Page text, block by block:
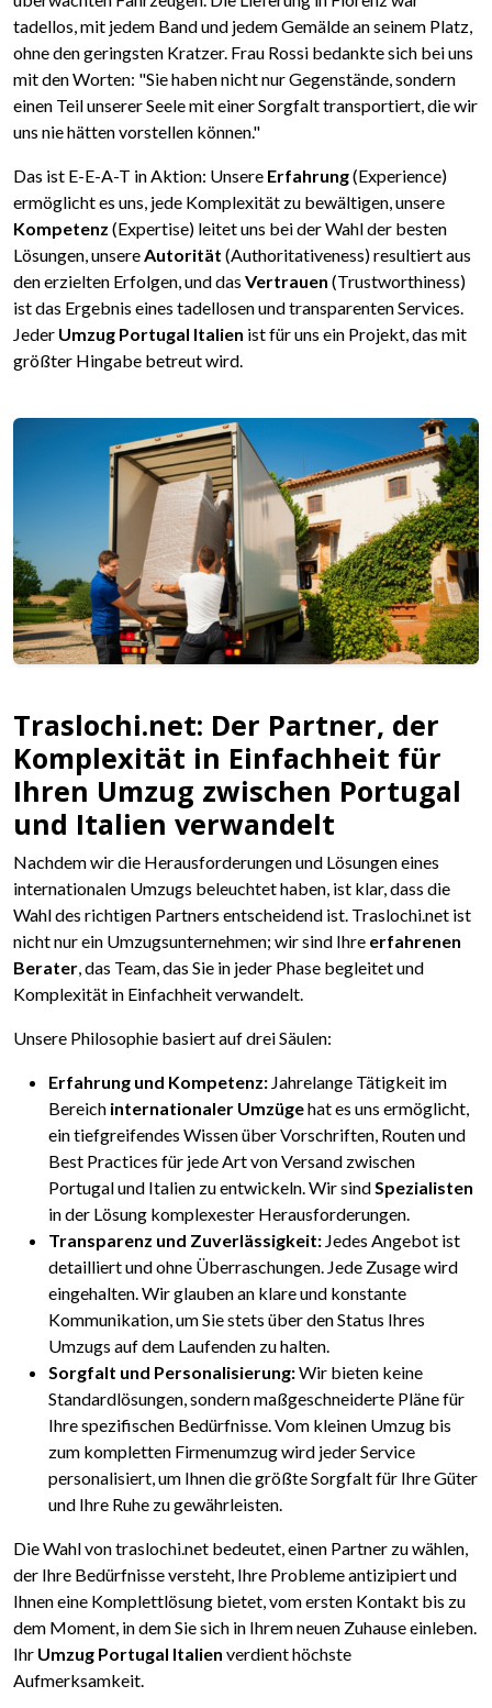
tadellos, mit jedem Band und jedem Gemälde an seinem Platz,
ohne den geringsten Kratzer. Frau Rossi bedankte sich bei uns
mit den Worten: "Sie haben nicht nur Gegenstände, sondern
einen Teil unserer Seele mit einer Sorgfalt transportiert, die wir
uns nie hätten vorstellen können."
Das ist E-E-A-T in Aktion: Unsere Erfahrung(Experience)
ermöglicht es uns, jede Komplexität zu bewältigen, unsere
Kompetenz (Expertise) leitet uns bei der Wahl der besten
Lösungen, unsereAutorität (Authoritativeness) resultiert aus
den erzielten Erfolgen, und das Vertrauen (Trustworthiness)
ist das Ergebnis eines tadellosen und transparenten Services.
Jeder Umzug Portugal Italien ist für uns ein Projekt, das mit
größter Hingabe betreut wird.
Traslochi.net: Der Partner, der
Komplexität in Einfachheit für
Ihren Umzug zwischen Portugal
und Italien verwandelt
Nachdem wir die Herausforderungen und Lösungen eines
internationalen Umzugs beleuchtet haben, ist klar, dass die
Wahl des richtigen Partners entscheidend ist. Traslochi.net ist
nicht nur ein Umzugsunternehmen; wir sind Ihre erfahrenen
Berater, das Team, das Sie in jeder Phase begleitet und
Komplexität in Einfachheit verwandelt.
Unsere Philosophie basiert auf drei Säulen:
Erfahrung und Kompetenz: Jahrelange Tätigkeit im
Bereich internationaler Umzügehat es uns ermöglicht,
ein tiefgreifendes Wissen über Vorschriften, Routen und
Best Practices für jede Art von Versand zwischen
Portugal und Italien zu entwickeln. Wir sindSpezialisten
in der Lösung komplexester Herausforderungen.
Transparenz und Zuverlässigkeit: Jedes Angebot ist
detailliert und ohne Überraschungen. Jede Zusage wird
eingehalten. Wir glauben an klare und konstante
Kommunikation, um Sie stets über den Status Ihres
Umzugs auf dem Laufenden zu halten.
Sorgfalt und Personalisierung:Wir bieten keine
Standardlösungen, sondern maßgeschneiderte Pläne für
Ihre spezifischen Bedürfnisse. Vom kleinen Umzug bis
zum kompletten Firmenumzug wird jeder Service
personalisiert, um Ihnen die größte Sorgfalt für Ihre Güter
und Ihre Ruhe zu gewährleisten.
Die Wahl von traslochi.net bedeutet, einen Partner zu wählen,
der Ihre Bedürfnisse versteht, Ihre Probleme antizipiert und
Ihnen eine Komplettlösung bietet, vom ersten Kontakt bis zu
dem Moment, in dem Sie sich in Ihrem neuen Zuhause einleben.
Ihr Umzug Portugal Italien verdient höchste
Aufmerksamkeit.